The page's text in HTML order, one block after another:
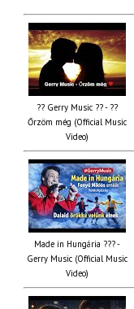
?? Gerry Music ?? - ??
Őrzöm még (Official Music
Video)
Made in Hungária ??? -
Gerry Music (Official Music
Video)